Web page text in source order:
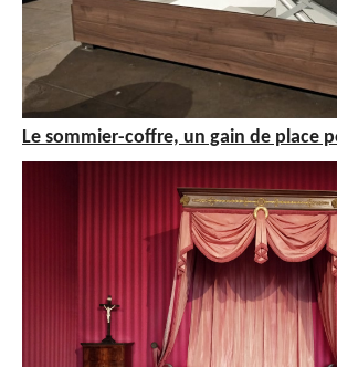
Le sommier-coffre, un gain de place